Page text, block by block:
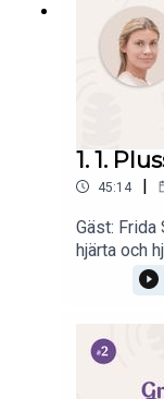
Cecilia
Karlsson
1. 1.
45:14 |
Gäst: Frida
hjärta och
förälder?
man - rent
tar också
bli förälder